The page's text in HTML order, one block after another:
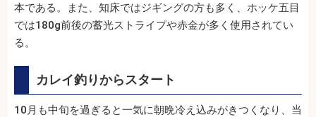
本である。また、知床ではジギングの方も多く、ホッケ五目
では180g前後の蓄光ストライプや赤金が多く使用されてい
る。
カレイ釣りからスタート
10月も中旬を過ぎると一気に朝晩冷え込みがきつくなり、当